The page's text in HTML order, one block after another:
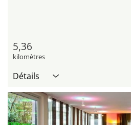
5,36
kilomètres
Détails